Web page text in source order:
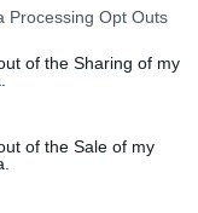
website/app uses one
or usage behaviour.
to Google and its
specified purposes
Processing Opt Outs
of the Sharing of my
of the Sale of my
26 βαθμούς
τους
θα ευνοήσει την